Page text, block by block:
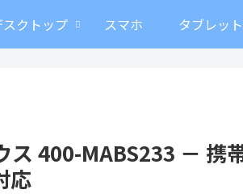
スクトップ スマホ タブレット
400-MABS233 － 携
応